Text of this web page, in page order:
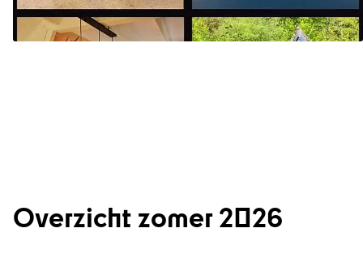
Overzicht zomer 2026